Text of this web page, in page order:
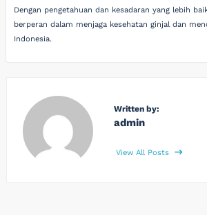
Dengan pengetahuan dan kesadaran yang lebih
berperan dalam menjaga kesehatan ginjal dan
Indonesia.
Written by:
admin
View All Posts